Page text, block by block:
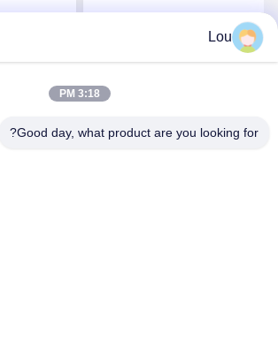
احصل على أفضل سعر
Lou
3:18 PM
Good day, what product are you looking for?